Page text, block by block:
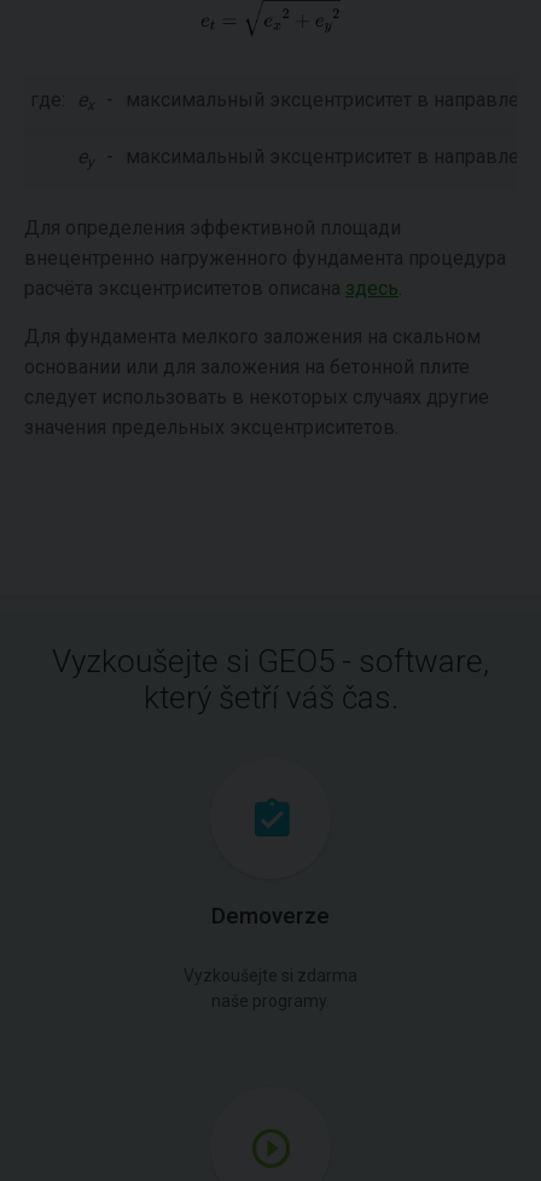
где: ex - максимальный эксцентриситет в
ey - максимальный эксцентриситет в
Для определения эффективной площади
внецентренно нагруженного фундамента процедура
расчёта эксцентриситетов описана здесь
Для фундамента мелкого заложения на скальном
основании или для заложения на бетонной плите
следует использовать в некоторых случаях другие
значения предельных эксцентриситетов.
Vyzkoušejte si GEO5 - software,
který šetří váš čas.
Demoverze
Vyzkoušejte si zdarma
naše programy.